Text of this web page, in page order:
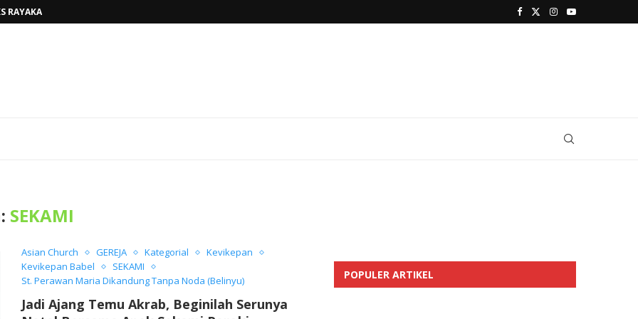
KEMBALI MELIHAT PERAN KELUARGA...
SEKAMI
Asian Church GEREJA Kategorial
Kevikepan
Kevikepan Babel
SEKAMI
St. Perawan Maria Dikandung Tanpa Noda (Belinyu)
Jadi Ajang Temu Akrab, Beginilah Serunya
POPULER ARTIKEL